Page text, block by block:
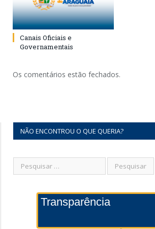
Canais Oficiais e
Governamentais
Os comentários estão fechados.
NÃO ENCONTROU O QUE QUERIA?
Transparência